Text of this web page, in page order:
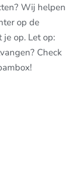
Wij helpen
op de
op. Let op:
Check